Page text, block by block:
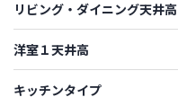
リビング・ダイニング天井高
洋室１天井高
キッチンタイプ